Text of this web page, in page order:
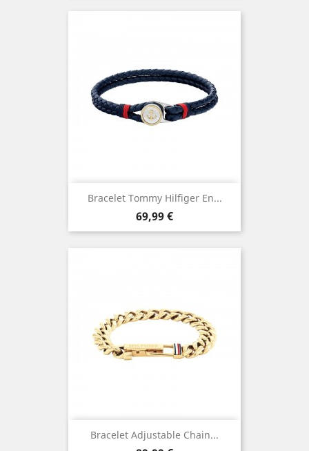
Bracelet Tommy Hilfiger En...
Prix
69,99 €
Bracelet Adjustable Chain...